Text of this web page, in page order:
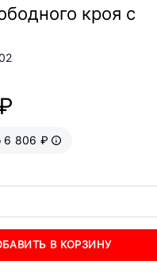
кроя с
6 806 ₽
В КОРЗИНУ